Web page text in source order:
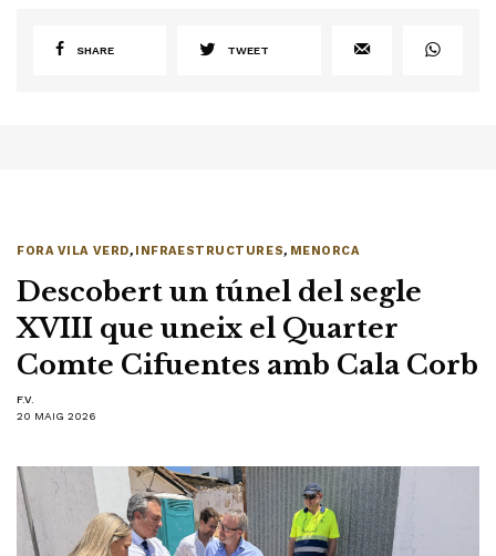
SHARE TWEET
FORA VILA VERD, INFRAESTRUCTURES, MENORCA
Descobert un túnel del segle
XVIII que uneix el Quarter
Comte Cifuentes amb Cala Corb
F.V.
20 MAIG 2026